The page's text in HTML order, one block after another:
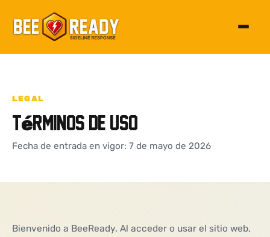
LEGAL
Términos de uso
Fecha de entrada en vigor: 7 de mayo de 2026
Bienvenido a BeeReady. Al acceder o usar el sitio web,